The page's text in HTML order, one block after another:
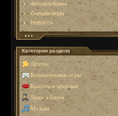
Фотоальбомы
Онлайн игры
Новости
Категории раздела
Другое
Компьютерные игры
Красота и здоровье
Люди и блоги
Музыка